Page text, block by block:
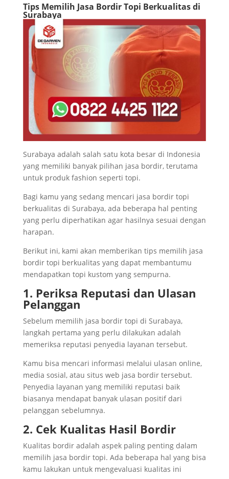
Tips Memilih Jasa Bordir Topi Berkualitas di
Surabaya
Surabaya adalah salah satu kota besar di Indonesia
yang memiliki banyak pilihan jasa bordir, terutama
untuk produk fashion seperti topi.
Bagi kamu yang sedang mencari jasa bordir topi
berkualitas di Surabaya, ada beberapa hal penting
yang perlu diperhatikan agar hasilnya sesuai dengan
harapan.
Berikut ini, kami akan memberikan tips memilih jasa
bordir topi berkualitas yang dapat membantumu
mendapatkan topi kustom yang sempurna.
1. Periksa Reputasi dan Ulasan
Pelanggan
Sebelum memilih jasa bordir topi di Surabaya,
langkah pertama yang perlu dilakukan adalah
memeriksa reputasi penyedia layanan tersebut.
Kamu bisa mencari informasi melalui ulasan online,
media sosial, atau situs web jasa bordir tersebut.
Penyedia layanan yang memiliki reputasi baik
biasanya mendapat banyak ulasan positif dari
pelanggan sebelumnya.
2. Cek Kualitas Hasil Bordir
Kualitas bordir adalah aspek paling penting dalam
memilih jasa bordir topi. Ada beberapa hal yang bisa
kamu lakukan untuk mengevaluasi kualitas ini